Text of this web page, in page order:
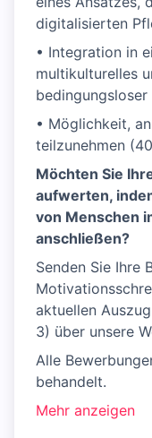
digitalisierten
• Integration in
multikulturelles
• Möglichkeit,
teilzunehmen
Möchten Sie
aufwerten,
von Menschen
anschließen?
Senden Sie Ihre
aktuellen
3) über unsere
Alle
behandelt.
Mehr anzeigen